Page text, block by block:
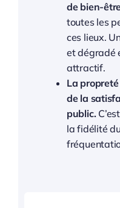
de bien-
toutes les
ces lieux.
et dégradé
attractif.
La
de la
public.
la fidélité